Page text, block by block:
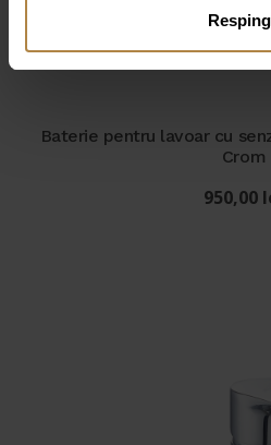
Baterie pentru lavoar cu
Crom
950,00